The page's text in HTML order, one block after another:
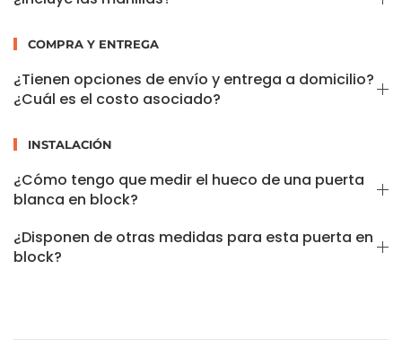
COMPRA Y ENTREGA
¿Tienen opciones de envío y entrega a domicilio?
¿Cuál es el costo asociado?
INSTALACIÓN
¿Cómo tengo que medir el hueco de una puerta
blanca en block?
¿Disponen de otras medidas para esta puerta en
block?